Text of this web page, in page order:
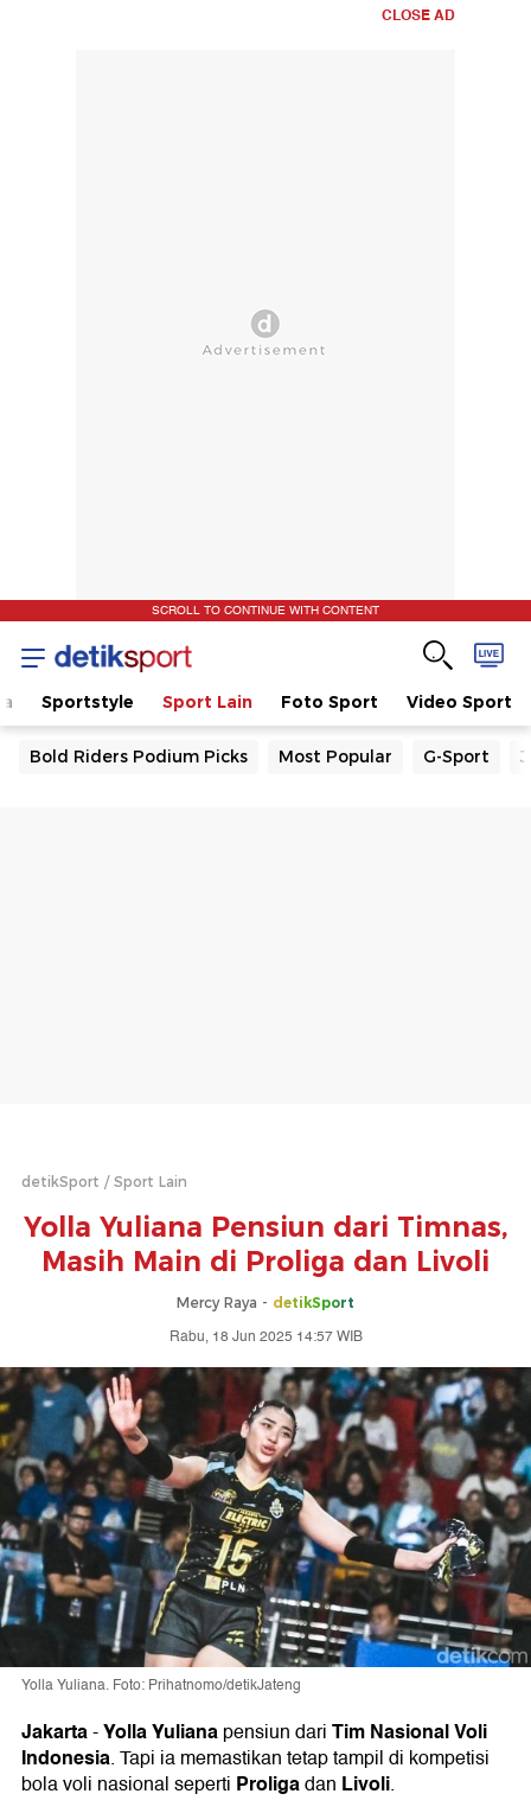
CLOSE AD
SCROLL TO CONTINUE WITH CONTENT
Sportstyle Sport Lain Foto Sport Video Sport
Bold Riders Podium Picks Most Popular G-Sport
detikSport Sport Lain
Yolla Yuliana Pensiun dari Timnas,
Masih Main di Proliga dan Livoli
Mercy Raya - detikSport
Rabu, 18 Jun 2025 14:57 WIB
Yolla Yuliana. Foto: Prihatnomo/detikJateng
Jakarta-Yolla Yulianapensiun dariTim Nasional Voli
Indonesia. Tapi ia memastikan tetap tampil di kompetisi
bola voli nasional seperti Proligadan Livoli.